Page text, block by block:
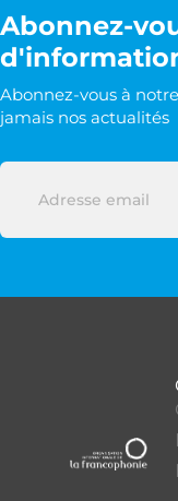
Abonnez-
Abonnez-vous à
jamais nos actualités